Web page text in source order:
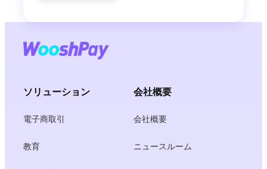
ソリューション
電子商取引
教育
会社概要
会社概要
ニュースルーム